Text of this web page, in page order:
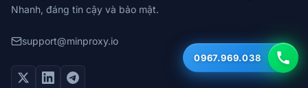
Nhanh, đáng tin cậy và bảo mật.
support@minproxy.io
0967.969.038